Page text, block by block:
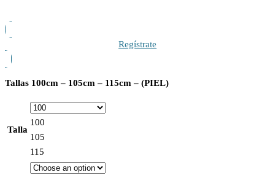
Regístrate
Tallas 100cm – 105cm – 115cm – (PIEL)
Talla
100
105
115